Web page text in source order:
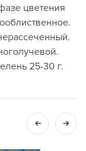
цветения
25-30 г.